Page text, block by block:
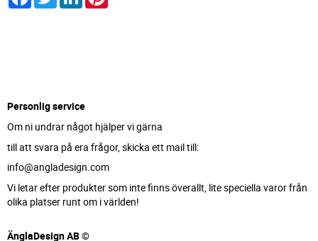
Personlig service
Om ni undrar något hjälper vi gärna
till att svara på era frågor, skicka ett mail till:
info@angladesign.com
Vi letar efter produkter som inte finns överallt, lite speciella varor från
olika platser runt om i världen!
ÄnglaDesign AB ©